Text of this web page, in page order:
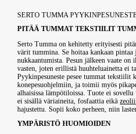
SERTO TUMMA
PITÄÄ TUMMAT TEKSTIILIT
Serto Tumma on kehitetty erityisesti
värit tummina. Se hoitaa kankaan pintaa
nukkaantumista. Pesun jälkeen vaate on
vasten, joten erillistä huuhteluainetta ei
Pyykinpesuneste pesee tummat tekstiilit
konepesuohjelmiin, ja toimii myös
alhaisissa lämpötiloissa. Tuote ei
ei sisällä väriaineita, fosfaattia eikä
hajustettu. Sopii koko perheen, niin
YMPÄRISTÖ HUOMIOIDEN